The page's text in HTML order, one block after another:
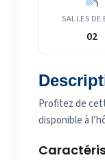
SALLES DE
02
Profitez de
disponible à